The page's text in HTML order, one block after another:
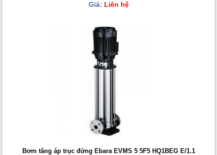
Giá: Liên hệ
Bơm tăng áp trục đứng Ebara EVMS 5 5F5 HQ1BEG E/1.1